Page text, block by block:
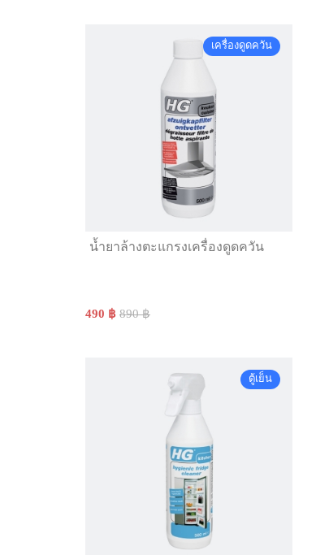
เครื่องดูดควัน
น้ำยาล้างตะแกรงเครื่องดูดควัน
490 ฿ 890 ฿
ตู้เย็น